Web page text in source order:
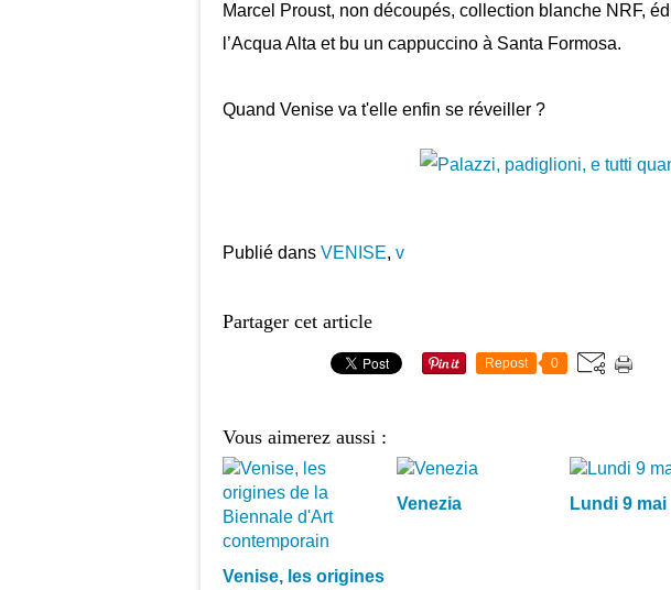
Marcel Proust, non découpés, collection blanche NRF,
l’Acqua Alta et bu un cappuccino à Santa Formosa.
Quand Venise va t'elle enfin se réveiller ?
Publié dans VENISE, v
Partager cet article
Repost 0
Vous aimerez aussi :
Venise, les origines
Venezia
Lundi 9 mai